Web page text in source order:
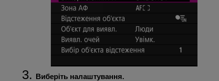
Виберіть налаштування.